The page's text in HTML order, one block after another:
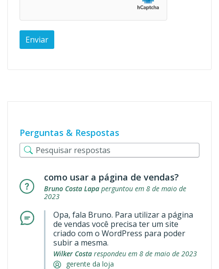
Perguntas & Respostas
como usar a página de vendas?
Bruno Costa Lapa perguntou em 8 de maio de
2023
Opa, fala Bruno. Para utilizar a página
de vendas você precisa ter um site
criado com o WordPress para poder
subir a mesma.
Wilker Costa respondeu em 8 de maio de 2023
gerente da loja